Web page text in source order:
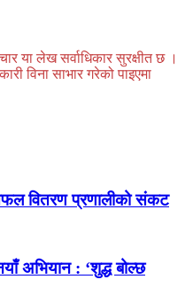
या लेख सर्वाधिकार सुरक्षीत छ ।
विना साभार गरेको पाइएमा
वितरण प्रणालीको संकट
अभियान : ‘शुद्ध बोल्छ